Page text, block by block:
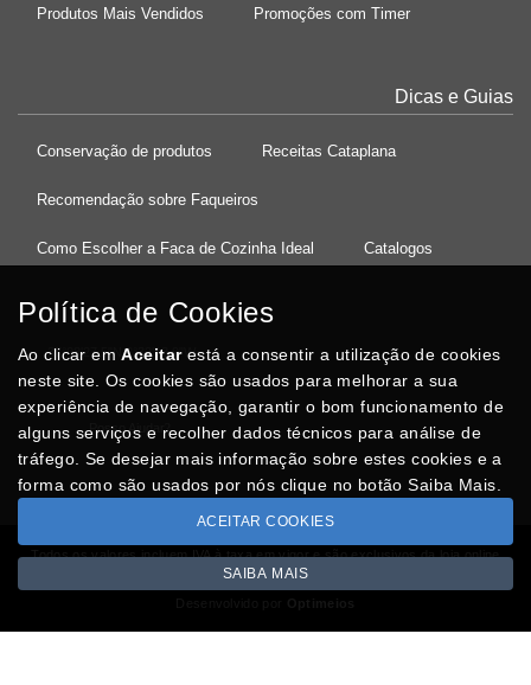
Produtos Mais Vendidos Promoções com Timer
Dicas e Guias
Conservação de produtos Receitas Cataplana
Recomendação sobre Faqueiros
Como Escolher a Faca de Cozinha Ideal Catalogos
37°08'27.5"N 8°32'13.9"W
Posso Ajudar?
Todos os valores incluem IVA à taxa em vigor e são exclusivos da loja online
Copyright © CASACARMINHO.com 2026
Política de Cookies
Ao clicar emAceitarestá a consentir a utilização de cookies
neste site. Os cookies são usados para melhorar a sua
experiência de navegação, garantir o bom funcionamento de
alguns serviços e recolher dados técnicos para análise de
tráfego. Se desejar mais informação sobre estes cookies e a
forma como são usados por nós clique no botão Saiba Mais.
ACEITAR COOKIES
SAIBA MAIS